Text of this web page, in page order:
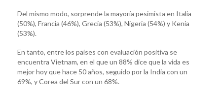
Del mismo modo, sorprende la mayoría pesimista en Italia
(50%), Francia (46%), Grecia (53%), Nigeria (54%) y Kenia
(53%).
En tanto, entre los países con evaluación positiva se
encuentra Vietnam, en el que un 88% dice que la vida es
mejor hoy que hace 50 años, seguido por la India con un
69%, y Corea del Sur con un 68%.